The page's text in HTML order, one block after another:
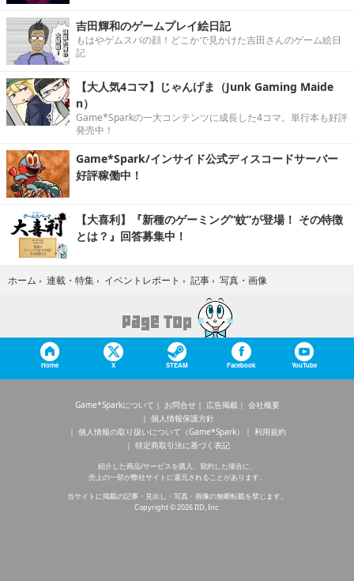
吉田輝和のゲームプレイ絵日記
もはやゲムスパの顔！どこかで見かけた吉田さんのゲーム絵日
記
【大人気4コマ】じゃんげま（Junk Gaming Maide
n）
Game*Sparkの一大コンテンツに成長した4コマ。単行本も好評
発売中！
Game*Spark/インサイド公式ディスコードサーバー
好評稼働中！
【大喜利】『新種のゲーミング“蚊”が登場！ その特徴
とは？』回答募集中！
ホーム › 連載・特集 › イベントレポート › 記事 › 写真・画像
Home X STEAM Facebook YouTube
Game*Sparkについて お問合せ 広告掲載
会社概要
個人情報保護方針
個人情報の取り扱いについて（Game*Spark）
利用規約
特定商取引法に基づく表記
紹介した商品/サービスを購入、契約した場合に、
売上の一部が弊社サイトに還元されることがあります。
当サイトに掲載の記事・見出し・写真・画像の無断転載を禁じます。
Copyright © 2026 IID, Inc.